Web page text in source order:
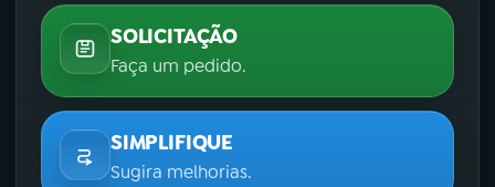
SOLICITAÇÃO
Faça um pedido.
SIMPLIFIQUE
Sugira melhorias.